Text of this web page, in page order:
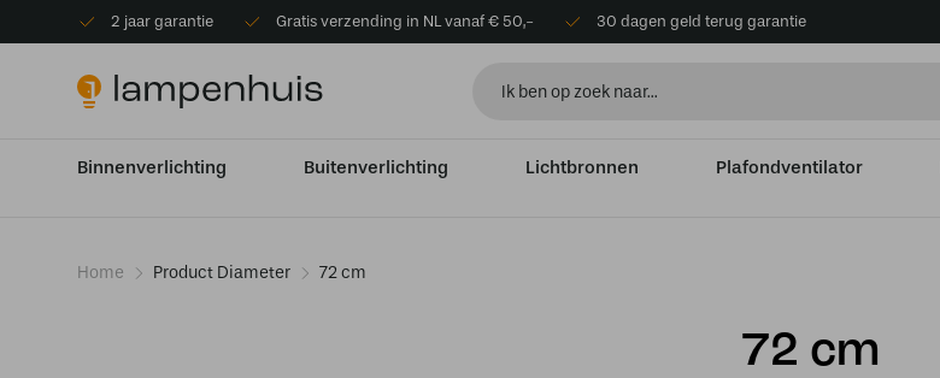
2 jaar garantie Gratis verzending in NL vanaf € 50,- 30 dagen geld terug garantie
Binnenverlichting Buitenverlichting Lichtbronnen Plafondventilator
Home Product Diameter 72 cm
72 cm